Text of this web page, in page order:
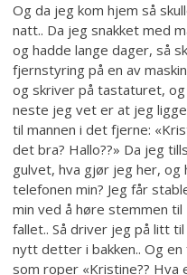
Og da jeg kom hjem så
natt.. Da jeg snakket med
og hadde lange dager, så
fjernstyring på en av
og skriver på tastaturet,
neste jeg vet er at jeg
til mannen i det fjerne:
det bra? Hallo??» Da jeg
gulvet, hva gjør jeg her, og
telefonen min? Jeg får
min ved å høre stemmen
fallet.. Så driver jeg på litt
nytt detter i bakken.. Og
som roper «Kristine?? Hva